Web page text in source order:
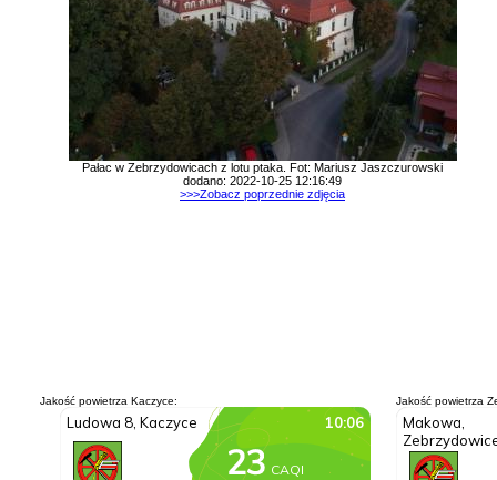
Pałac w Zebrzydowicach z lotu ptaka. Fot: Mariusz Jaszczurowski
dodano: 2022-10-25 12:16:49
>>>Zobacz poprzednie zdjęcia
Jakość powietrza Kaczyce: Jakość powietrza